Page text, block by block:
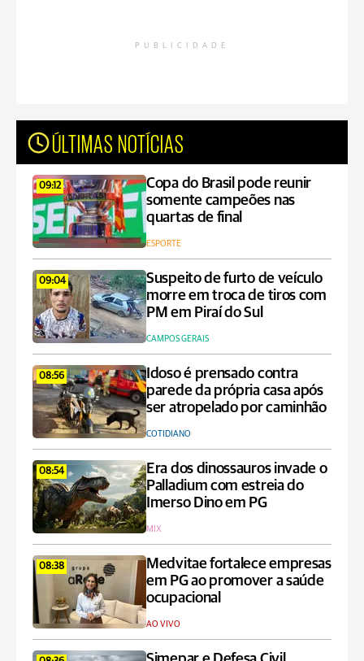
PUBLICIDADE
ÚLTIMAS NOTÍCIAS
09:12
Copa do Brasil pode reunir
somente campeões nas
quartas de final
ESPORTE
09:04
Suspeito de furto de veículo
morre em troca de tiros com
PM em Piraí do Sul
CAMPOS GERAIS
08:56
Idoso é prensado contra
parede da própria casa após
ser atropelado por caminhão
COTIDIANO
08:54
Era dos dinossauros invade o
Palladium com estreia do
Imerso Dino em PG
MIX
08:38
Medvitae fortalece empresas
em PG ao promover a saúde
ocupacional
AO VIVO